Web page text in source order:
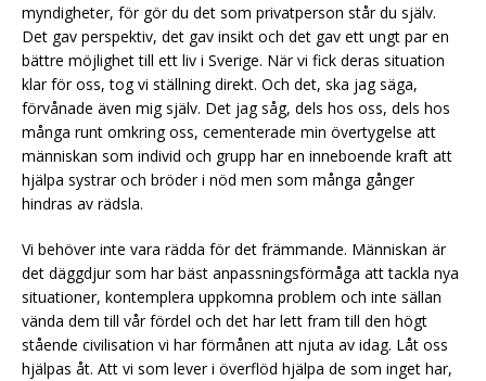
myndigheter, för gör du det som privatperson står du själv.
Det gav perspektiv, det gav insikt och det gav ett ungt par en
bättre möjlighet till ett liv i Sverige. När vi fick deras situation
klar för oss, tog vi ställning direkt. Och det, ska jag säga,
förvånade även mig själv. Det jag såg, dels hos oss, dels hos
många runt omkring oss, cementerade min övertygelse att
människan som individ och grupp har en inneboende kraft att
hjälpa systrar och bröder i nöd men som många gånger
hindras av rädsla.
Vi behöver inte vara rädda för det främmande. Människan är
det däggdjur som har bäst anpassningsförmåga att tackla nya
situationer, kontemplera uppkomna problem och inte sällan
vända dem till vår fördel och det har lett fram till den högt
stående civilisation vi har förmånen att njuta av idag. Låt oss
hjälpas åt. Att vi som lever i överflöd hjälpa de som inget har,